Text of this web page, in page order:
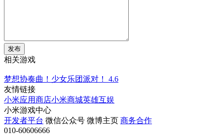
发布
相关游戏
梦想协奏曲！少女乐团派对！
4.6
友情链接
小米应用商店小米商城英雄互娱
小米游戏中心
开发者平台 微信公众号 微博主页 商务合作
010-60606666